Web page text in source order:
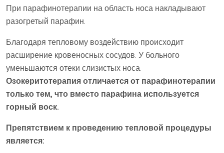
При парафинотерапии на область носа накладывают
разогретый парафин.
Благодаря тепловому воздействию происходит
расширение кровеносных сосудов. У больного
уменьшаются отеки слизистых носа.
Озокеритотерапия отличается от парафинотерапии
только тем, что вместо парафина используется
горный воск.
Препятствием к проведению тепловой процедуры
является: